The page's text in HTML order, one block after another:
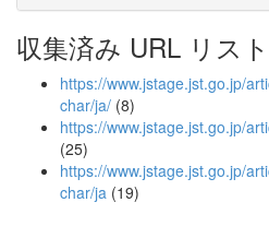
収集済み URL リスト
https://www.jstage.jst.go.jp/
char/ja/ (8)
https://www.jstage.jst.go.jp/
(25)
https://www.jstage.jst.go.jp/
char/ja (19)